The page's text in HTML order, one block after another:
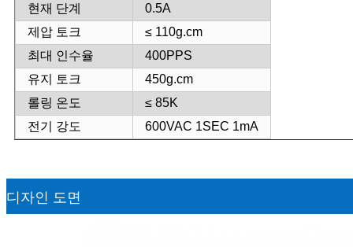
현재 단계
0.5A
제압 토크
≤ 110g.cm
최대 인수율
400PPS
유지 토크
450g.cm
롤링 온도
≤ 85K
전기 강도
600VAC 1SEC 1mA
디자인 도면